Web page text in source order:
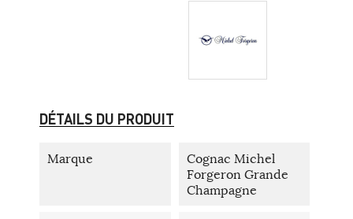
DÉTAILS DU PRODUIT
Marque
Cognac Michel
Forgeron Grande
Champagne